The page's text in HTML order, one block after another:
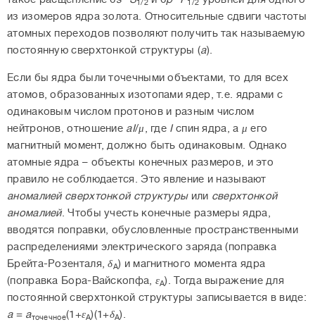
1/2 1/2
из изомеров ядра золота. Относительные сдвиги частоты
атомных переходов позволяют получить так называемую
постоянную сверхтонкой структуры (a).
Если бы ядра были точечными объектами, то для всех
атомов, образованных изотопами ядер, т.е. ядрами с
одинаковым числом протонов и разным числом
нейтронов, отношение aI/μ, где Iспин ядра, а μ его
магнитный момент, должно быть одинаковым. Однако
атомные ядра – объекты конечных размеров, и это
правило не соблюдается. Это явление и называют
аномалией сверхтонкой структурыили сверхтонкой
аномалией. Чтобы учесть конечные размеры ядра,
вводятся поправки, обусловленные пространственными
распределениями электрического заряда (поправка
Брейта-Розенталя,δА) и магнитного момента ядра
(поправка Бора-Вайскопфа, εA). Тогда выражение для
постоянной сверхтонкой структуры записывается в виде:
a= aточечное(1+εA)(1+δА).